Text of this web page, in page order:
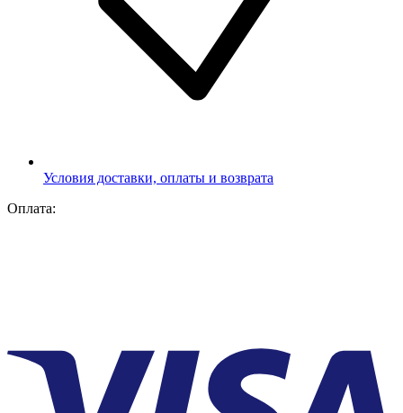
Условия доставки, оплаты и возврата
Оплата: